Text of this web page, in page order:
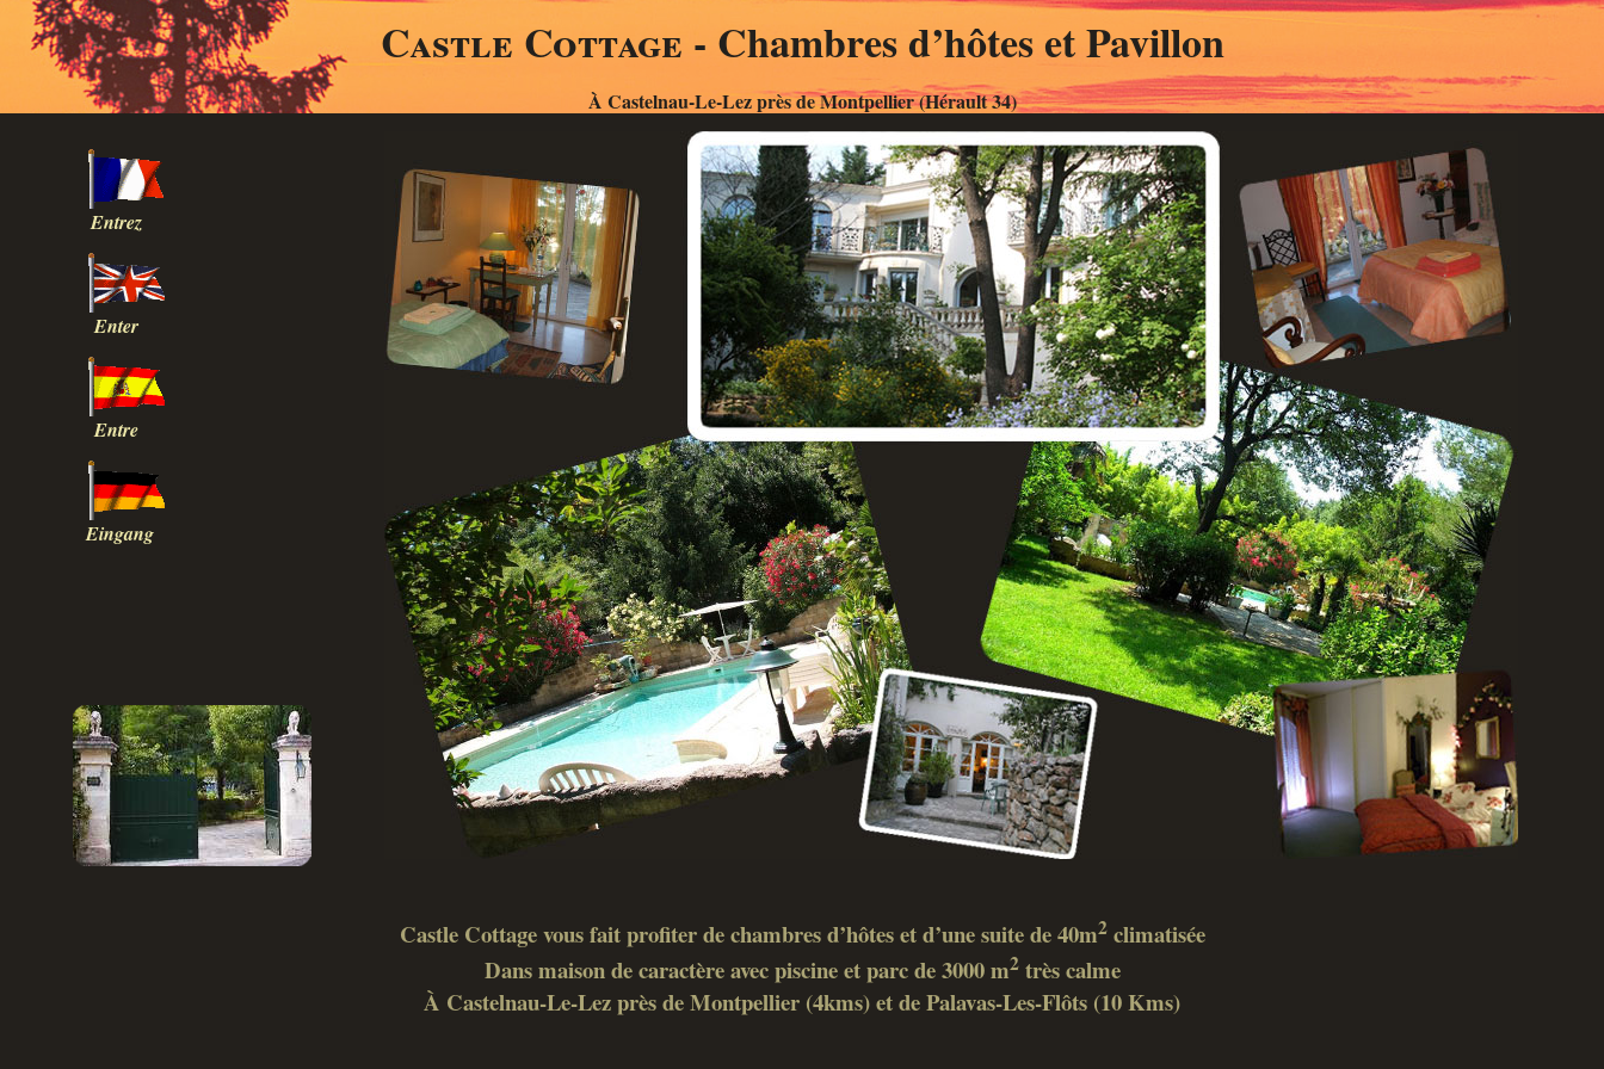
Castle Cottage - Chambres d’hôtes et Pavillon
À Castelnau-Le-Lez près de Montpellier (Hérault 34)
Entrez
Enter
Entre
Eingang
Castle Cottage vous fait profiter de chambres d’hôtes et d’une suite de 40m2climatisée
Dans maison de caractère avec piscine et parc de 3000 m2très calme
À Castelnau-Le-Lez près de Montpellier (4kms) et de Palavas-Les-Flôts (10 Kms)